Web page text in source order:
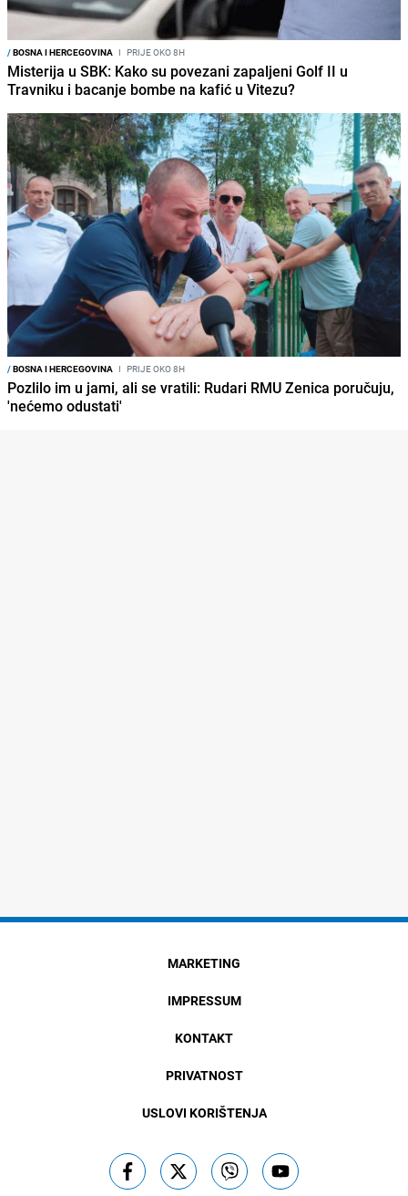
/BOSNA I HERCEGOVINA I PRIJE OKO 8H
Misterija u SBK: Kako su povezani zapaljeni Golf II u
Travniku i bacanje bombe na kafić u Vitezu?
/BOSNA I HERCEGOVINA I PRIJE OKO 8H
Pozlilo im u jami, ali se vratili: Rudari RMU Zenica poručuju,
'nećemo odustati'
MARKETING
IMPRESSUM
KONTAKT
PRIVATNOST
USLOVI KORIŠTENJA